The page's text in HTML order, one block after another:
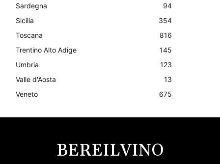
Sardegna
94
Sicilia
354
Toscana
816
Trentino Alto Adige
145
Umbria
123
Valle d'Aosta
13
Veneto
675
BEREILVINO